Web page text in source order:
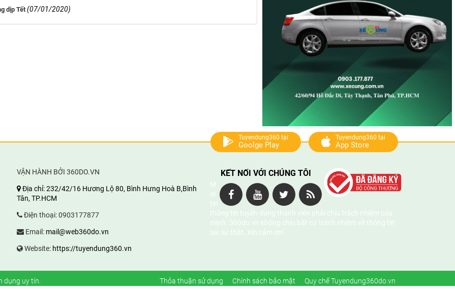
dịp Tết (07/01/2020)
Tuyendung360 tại
Goolge Play
Tuyendung360 tại
App Store
VẬN HÀNH BỞI 360DO.VN
Địa chỉ:232/42/16 Hương Lộ 80, Bình Hưng Hoà B,Bình
Tân, TP.HCM
Điện thoại:0903177877
Email: mail@web360do.vn
Website: https://tuyendung360.vn
KẾT NỐI VỚI CHÚNG TÔI
M
ọi
tin
thông tin tuyển dụng thành viên phải chịu trách nhiệm của
mình. 360do.vn không chịu bất cứ trách nhiệm về thông tin
sai sự thật. Xin cảm ơn!
dụng uy tín Thỏa thuận sử dụng Chính sách bảo mật Quy chế Tuyendung360do.vn